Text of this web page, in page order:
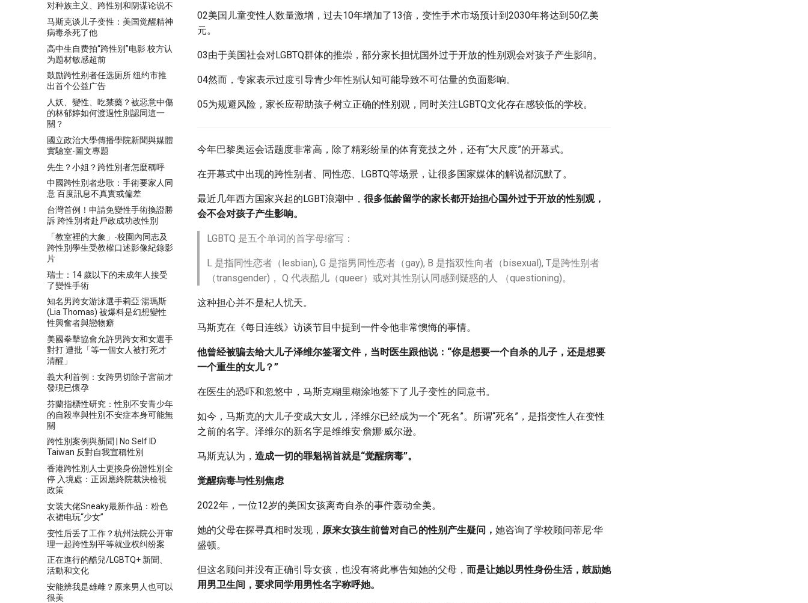
对种族主义、跨性别和阴谋论说不
马斯克谈儿子变性：美国觉醒精神
病毒杀死了他
高中生自费拍“跨性别”电影 校方认
为题材敏感超前
鼓励跨性别者任选厕所 纽约市推
出首个公益广告
人妖、變性、吃禁藥？被惡意中傷
的林郁婷如何渡過性別認同這一
關？
國立政治大學傳播學院新聞與媒體
實驗室-圖文專題
先生？小姐？跨性別者怎麼稱呼
中國跨性別者悲歌：手術要家人同
意 百度訊息不真實或偏差
台灣首例！申請免變性手術換證勝
訴 跨性別者赴戶政成功改性別
「教室裡的大象」-校園內同志及
跨性別學生受教權口述影像紀錄影
片
瑞士：14 歲以下的未成年人接受
了變性手術
知名男跨女游泳選手莉亞·湯瑪斯
(Lia Thomas) 被爆料是幻想變性
性興奮者與戀物癖
美國拳擊協會允許男跨女和女選手
對打 遭批「等一個女人被打死才
清醒」
義大利首例：女跨男切除子宮前才
發現已懷孕
芬蘭指標性研究：性別不安青少年
的自殺率與性別不安症本身可能無
關
跨性別案例與新聞 | No Self ID
Taiwan 反對自我宣稱性別
香港跨性別人士更換身份證性別全
停 入境處：正因應終院裁決檢視
政策
女装大佬Sneaky最新作品：粉色
衣裙电玩“少女”
变性后丢了工作？杭州法院公开审
理一起跨性别平等就业权纠纷案
正在進行的酷兒/LGBTQ+ 新聞、
活動和文化
安能辨我是雄雌？原来男人也可以
很美
02美国儿童变性人数量激增，过去10年增加了13倍，变性手术市场预计到2030年将达到50亿美
元。
03由于美国社会对LGBTQ群体的推崇，部分家长担忧国外过于开放的性别观会对孩子产生影响。
04然而，专家表示过度引导青少年性别认知可能导致不可估量的负面影响。
05为规避风险，家长应帮助孩子树立正确的性别观，同时关注LGBTQ文化存在感较低的学校。
今年巴黎奥运会话题度非常高，除了精彩纷呈的体育竞技之外，还有“大尺度”的开幕式。
在开幕式中出现的跨性别者、同性恋、LGBTQ等场景，让很多国家媒体的解说都沉默了。
最近几年西方国家兴起的LGBT浪潮中， 很多低龄留学的家长都开始担心国外过于开放的性别观，
会不会对孩子产生影响。
LGBTQ 是五个单词的首字母缩写：
L 是指同性恋者（lesbian), G 是指男同性恋者（gay), B 是指双性向者（bisexual), T是跨性别者
（transgender)， Q 代表酷儿（queer）或对其性别认同感到疑惑的人 （questioning)。
这种担心并不是杞人忧天。
马斯克在《每日连线》访谈节目中提到一件令他非常懊悔的事情。
他曾经被骗去给大儿子泽维尔签署文件，当时医生跟他说：“你是想要一个自杀的儿子，还是想要
一个重生的女儿？”
在医生的恐吓和忽悠中，马斯克糊里糊涂地签下了儿子变性的同意书。
如今，马斯克的大儿子变成大女儿，泽维尔已经成为一个“死名”。所谓“死名”，是指变性人在变性
之前的名字。泽维尔的新名字是维维安·詹娜·威尔逊。
马斯克认为， 造成一切的罪魁祸首就是“觉醒病毒”。
觉醒病毒与性别焦虑
2022年，一位12岁的美国女孩离奇自杀的事件轰动全美。
她的父母在探寻真相时发现， 原来女孩生前曾对自己的性别产生疑问， 她咨询了学校顾问蒂尼·华
盛顿。
但这名顾问并没有正确引导女孩，也没有将此事告知她的父母， 而是让她以男性身份生活，鼓励她
用男卫生间，要求同学用男性名字称呼她。